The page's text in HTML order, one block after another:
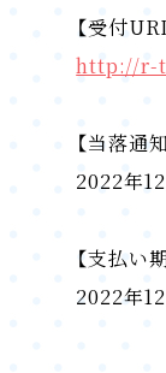
【受付
http://r-
【当落通知
2022年12
【支払い
2022年12